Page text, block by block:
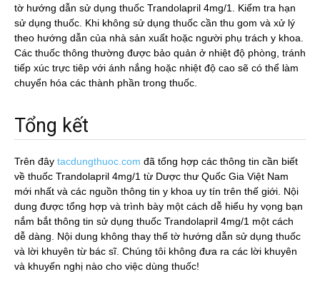
tờ hướng dẫn sử dụng thuốc Trandolapril 4mg/1. Kiểm tra hạn
sử dụng thuốc. Khi không sử dụng thuốc cần thu gom và xử lý
theo hướng dẫn của nhà sản xuất hoặc người phụ trách y khoa.
Các thuốc thông thường được bảo quản ở nhiệt độ phòng, tránh
tiếp xúc trực tiêp với ánh nắng hoặc nhiệt độ cao sẽ có thể làm
chuyển hóa các thành phần trong thuốc.
Tổng kết
Trên đây tacdungthuoc.com đã tổng hợp các thông tin cần biết
về thuốc Trandolapril 4mg/1 từ Dược thư Quốc Gia Việt Nam
mới nhất và các nguồn thông tin y khoa uy tín trên thế giới. Nội
dung được tổng hợp và trình bày một cách dễ hiểu hy vọng bạn
nắm bắt thông tin sử dụng thuốc Trandolapril 4mg/1 một cách
dễ dàng. Nội dung không thay thế tờ hướng dẫn sử dụng thuốc
và lời khuyên từ bác sĩ. Chúng tôi không đưa ra các lời khuyên
và khuyến nghị nào cho việc dùng thuốc!